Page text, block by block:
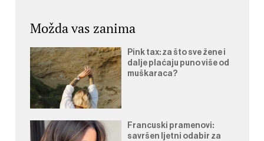
Možda vas zanima
Pink tax: za što sve žene i
dalje plaćaju puno više od
muškaraca?
Francuski pramenovi:
savršen ljetni odabir za